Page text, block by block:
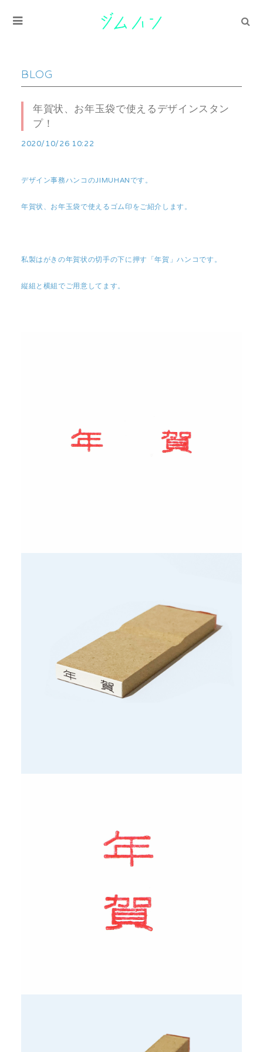
BLOG
年賀状、お年玉袋で使えるデザインスタン
プ！
2020/10/26 10:22
デザイン事務ハンコのJIMUHANです。
年賀状、お年玉袋で使えるゴム印をご紹介します。
私製はがきの年賀状の切手の下に押す「年賀」ハンコです。
縦組と横組でご用意してます。